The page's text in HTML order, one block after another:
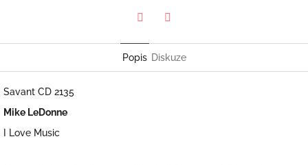
Popis Diskuze
Savant CD 2135
Mike LeDonne
I Love Music